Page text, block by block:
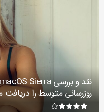
روزرسانی متوسط را دریافت